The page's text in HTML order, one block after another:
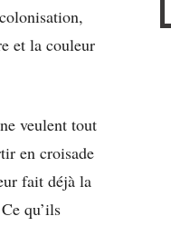
et la couleur
veulent tout
en croisade
fait déjà la
qu’ils